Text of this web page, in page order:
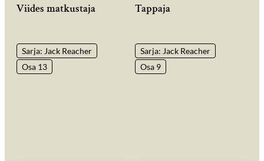
Viides matkustaja
Sarja: Jack Reacher
Osa 13
Tappaja
Sarja: Jack Reacher
Osa 9